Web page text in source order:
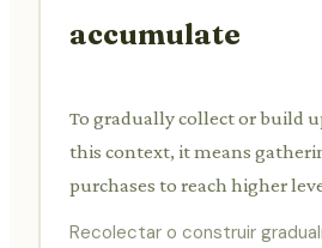
accumulate
To gradually collect or build
this context, it means
purchases to reach higher
Recolectar o construir